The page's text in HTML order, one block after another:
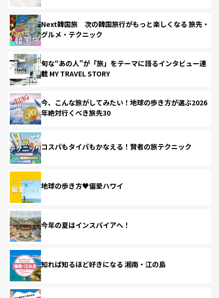
Next韓国旅 次の韓国旅行がもっと楽しくなる 旅先・
グルメ・テクニック
旬な“あの人”が「旅」をテーマに語るインタビュー連
載 MY TRAVEL STORY
今、こんな旅がしてみたい！地球の歩き方が選ぶ2026
年絶対行くべき旅先30
コスパもタイパもかなえる！賢者の旅テクニック
地球の歩き方♥偏愛ハワイ
今年の夏はインスパイアへ！
知れば知るほど好きになる 湘南・江の島